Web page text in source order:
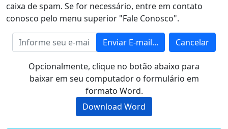
caixa de spam. Se for necessário, entre em contato
conosco pelo menu superior "Fale Conosco".
Enviar E-mail... Cancelar
Opcionalmente, clique no botão abaixo para
baixar em seu computador o formulário em
formato Word.
Download Word